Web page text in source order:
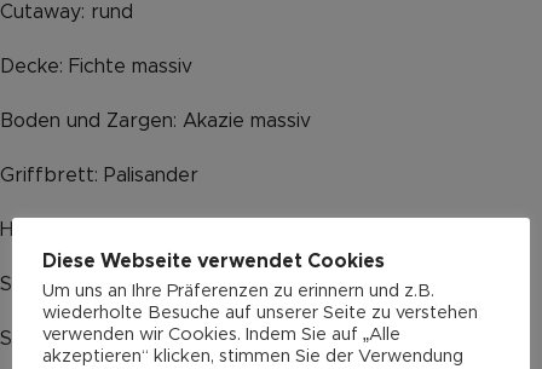
Cutaway: rund
Decke: Fichte massiv
Boden und Zargen: Akazie massiv
Griffbrett: Palisander
Hals: Mahagoni
Steg und Sattel: Knochen
Saiten: Elixir 16052
Diese Webseite verwendet Cookies
Um uns an Ihre Präferenzen zu erinnern und z.B.
wiederholte Besuche auf unserer Seite zu verstehen
verwenden wir Cookies. Indem Sie auf „Alle
akzeptieren“ klicken, stimmen Sie der Verwendung